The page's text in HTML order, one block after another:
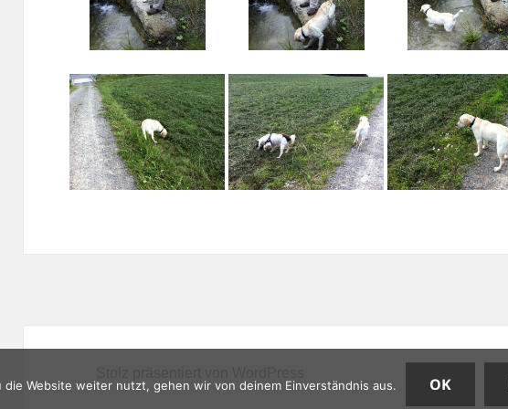
die Website weiter nutzt, gehen wir von deinem Einverständnis aus. OK